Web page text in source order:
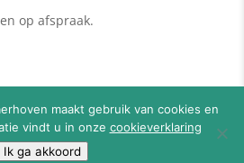
op afspraak.
H. Van Laerhoven-Privacy
Policy
maakt gebruik van cookies en
vindt u in onze cookieverklaring
Ik ga akkoord